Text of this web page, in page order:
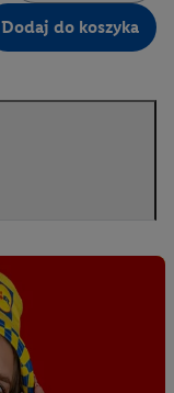
Dodaj do koszyka